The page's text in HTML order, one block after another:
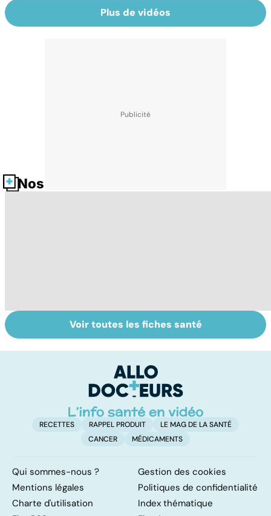
Plus de vidéos
Nos fiches santé
Tout savoir sur
les infections
Inflammation des
amygdales : que
d'angine ?
Voir toutes les fiches santé
RECETTES RAPPEL PRODUIT
LE MAG DE LA SANTÉ
CANCER
MÉDICAMENTS
Qui sommes-nous ?
Gestion des cookies
Mentions légales
Politiques de confidentialité
Charte d'utilisation
Index thématique